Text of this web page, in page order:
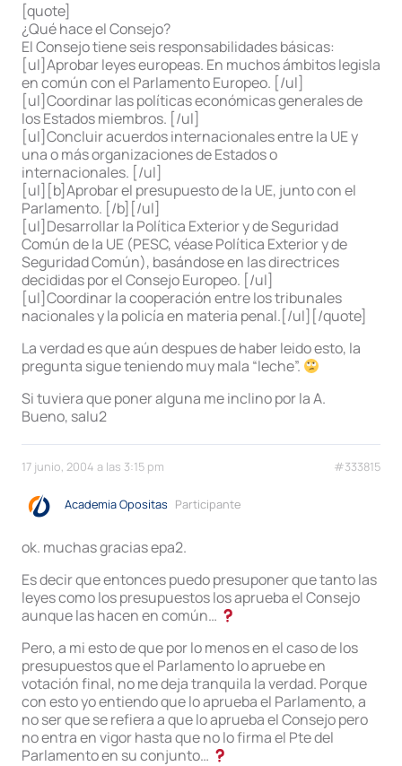
[quote]
¿Qué hace el Consejo?
El Consejo tiene seis responsabilidades básicas:
[ul]Aprobar leyes europeas. En muchos ámbitos legisla
en común con el Parlamento Europeo. [/ul]
[ul]Coordinar las políticas económicas generales de
los Estados miembros. [/ul]
[ul]Concluir acuerdos internacionales entre la UE y
una o más organizaciones de Estados o
internacionales. [/ul]
[ul][b]Aprobar el presupuesto de la UE, junto con el
Parlamento. [/b][/ul]
[ul]Desarrollar la Política Exterior y de Seguridad
Común de la UE (PESC, véase Política Exterior y de
Seguridad Común), basándose en las directrices
decididas por el Consejo Europeo. [/ul]
[ul]Coordinar la cooperación entre los tribunales
nacionales y la policía en materia penal.[/ul][/quote]
La verdad es que aún despues de haber leido esto, la
pregunta sigue teniendo muy mala “leche”.
Si tuviera que poner alguna me inclino por la A.
Bueno, salu2
17 junio, 2004 a las 3:15 pm #333815
Academia Opositas Participante
ok. muchas gracias epa2.
Es decir que entonces puedo presuponer que tanto las
leyes como los presupuestos los aprueba el Consejo
aunque las hacen en común…
Pero, a mi esto de que por lo menos en el caso de los
presupuestos que el Parlamento lo apruebe en
votación final, no me deja tranquila la verdad. Porque
con esto yo entiendo que lo aprueba el Parlamento, a
no ser que se refiera a que lo aprueba el Consejo pero
no entra en vigor hasta que no lo firma el Pte del
Parlamento en su conjunto…